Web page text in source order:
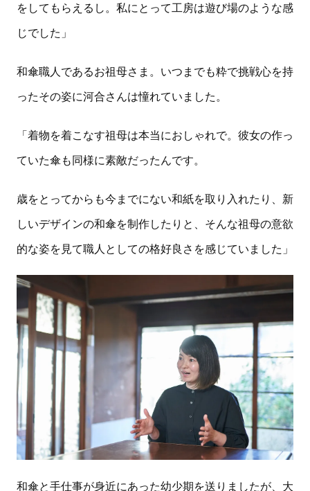
をしてもらえるし。私にとって工房は遊び場のような感
じでした」
和傘職人であるお祖母さま。いつまでも粋で挑戦心を持
ったその姿に河合さんは憧れていました。
「着物を着こなす祖母は本当におしゃれで。彼女の作っ
ていた傘も同様に素敵だったんです。
歳をとってからも今までにない和紙を取り入れたり、新
しいデザインの和傘を制作したりと、そんな祖母の意欲
的な姿を見て職人としての格好良さを感じていました」
和傘と手仕事が身近にあった幼少期を送りましたが、大